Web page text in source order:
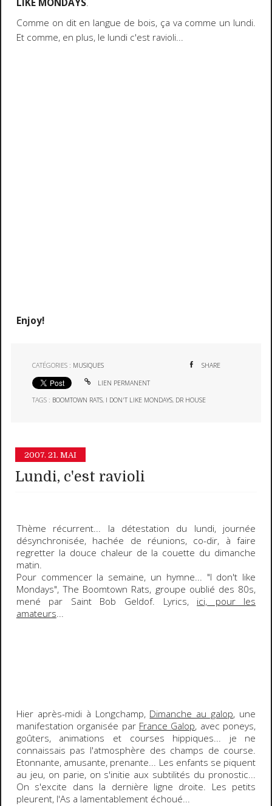
LIKE MONDAYS.
Comme on dit en langue de bois, ça va comme un lundi.
Et comme, en plus, le lundi c'est ravioli...
Enjoy!
CATÉGORIES : MUSIQUES SHARE
LIEN PERMANENT
TAGS : BOOMTOWN RATS, I DON'T LIKE MONDAYS, DR HOUSE
2007. 21. MAI
Lundi, c'est ravioli
Thème récurrent... la détestation du lundi, journée
désynchronisée, hachée de réunions, co-dir, à faire
regretter la douce chaleur de la couette du dimanche
matin.
Pour commencer la semaine, un hymne... "I don't like
Mondays",The Boomtown Rats, groupe oublié des 80s,
mené par Saint Bob Geldof. Lyrics, ici, pour les
amateurs...
Hier après-midi à Longchamp, Dimanche au galop, une
manifestation organisée par France Galop, avec poneys,
goûters, animations et courses hippiques... je ne
connaissais pas l'atmosphère des champs de course.
Etonnante, amusante, prenante... Les enfants se piquent
au jeu, on parie, on s'initie aux subtilités du pronostic...
On s'excite dans la dernière ligne droite. Les petits
pleurent, l'As a lamentablement échoué...